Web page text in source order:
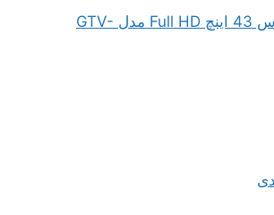
تلویزیون جی پلاس 43 اینچ Full HD مدل GTV-